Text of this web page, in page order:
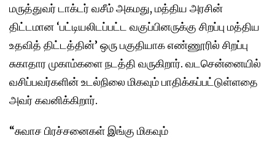
மருத்துவர் டாக்டர் வசீம் அகமது, மத்திய அரசின்
திட்டமான ‘பட்டியலிடப்பட்ட வகுப்பினருக்கு சிறப்பு மத்திய
உதவித் திட்டத்தின்’ ஒரு பகுதியாக எண்ணூரில் சிறப்பு
சுகாதார முகாம்களை நடத்தி வருகிறார். வடசென்னையில்
வசிப்பவர்களின் உடல்நிலை மிகவும் பாதிக்கப்பட்டுள்ளதை
அவர் கவனிக்கிறார்.
“சுவாச பிரச்சனைகள் இங்கு மிகவும்